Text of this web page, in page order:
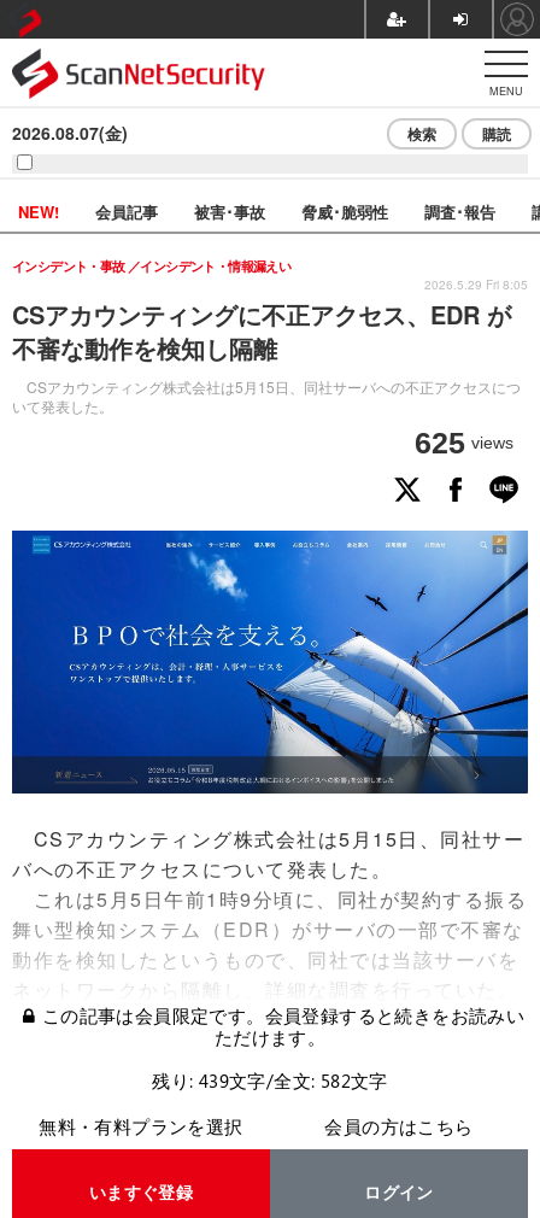
MENU
2026.08.07(金) 検索 購読
NEW! 会員記事 被害･事故 脅威･脆弱性 調査･報告
CSアカウンティングに不正アクセス、EDR が
不審な動作を検知し隔離
CSアカウンティング株式会社は5月15日、同社サーバへの不正アクセスにつ
いて発表した。
インシデント・事故 インシデント・情報漏えい
625 views
2026.5.29 Fri 8:05
CSアカウンティング株式会社は5月15日、同社サー
バへの不正アクセスについて発表した。
これは5月5日午前1時9分頃に、同社が契約する振る
舞い型検知システム（EDR）がサーバの一部で不審な
動作を検知したというもので、同社では当該サーバを
ネットワークから隔離し、詳細な調査を行っていた。
この記事は会員限定です。会員登録すると続きをお読みい
ただけます。
残り: 439文字/全文: 582文字
無料・有料プランを選択
いますぐ登録
会員の方はこちら
ログイン